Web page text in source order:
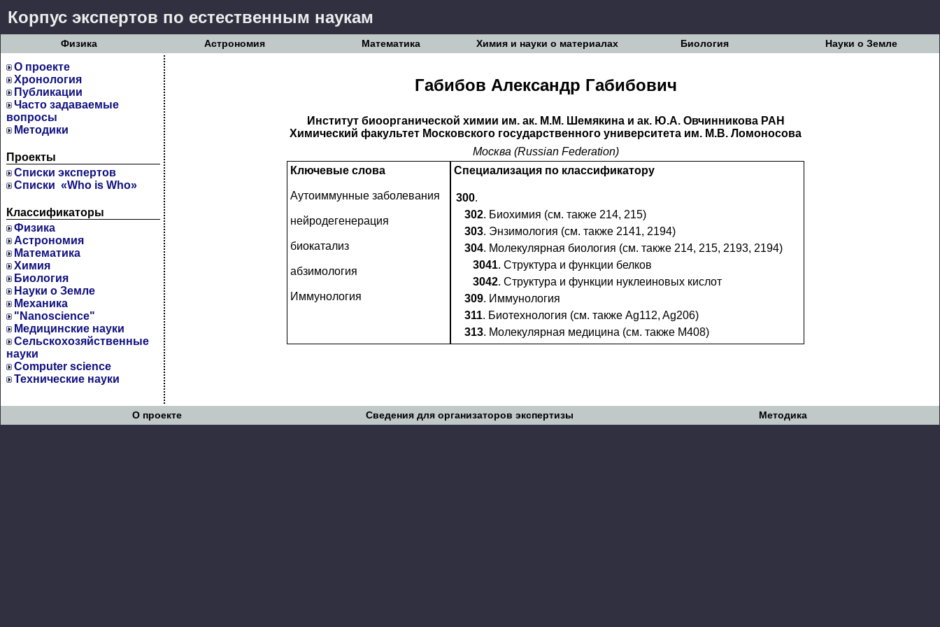
Корпус экспертов по естественным наукам
Физика Астрономия Математика Химия и науки о материалах Биология Науки о Земле
О проекте
Хронология
Публикации
Часто задаваемые
вопросы
Методики
Проекты
Cписки экспертов
Списки «Who is Who»
Классификаторы
Физика
Астрономия
Математика
Химия
Биология
Науки о Земле
Механика
"Nanoscience"
Медицинские науки
Сельскохозяйственные
науки
Computer science
Технические науки
Габибов Александр Габибович
Институт биоорганической химии им. ак. М.М. Шемякина и ак. Ю.А. Овчинникова РАН
Химический факультет Московского государственного университета им. М.В. Ломоносова
Москва (Russian Federation)
Ключевые слова
Аутоиммунные заболевания
нейродегенерация
биокатализ
абзимология
Иммунология
Специализация по классификатору
300.
302. Биохимия (см. также 214, 215)
303. Энзимология (см. также 2141, 2194)
304. Молекулярная биология (см. также 214, 215, 2193, 2194)
3041. Структура и функции белков
3042. Структура и функции нуклеиновых кислот
309. Иммунология
311. Биотехнология (см. также Ag112, Ag206)
313. Молекулярная медицина (см. также М408)
О проекте Сведения для организаторов экспертизы Методика